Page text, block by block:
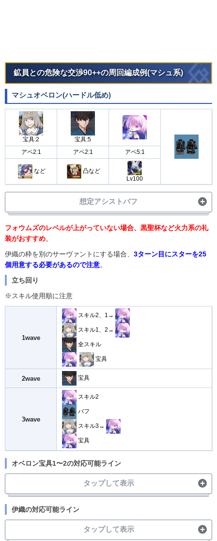
鉱員との危険な交渉90++の周回編成例(マシュ系)
マシュオベロン(ハードル低め)
宝具:2
宝具:5
アペ2:1
アペ2:1 アペ5:1
など
凸など
Lv100
想定アシストバフ
アシスト
フォウムズのレベルが上がっていない場合、黒聖杯など火力系の礼
装がおすすめ。
伊織の枠を別のサーヴァントにする場合、 3ターン目にスターを25
個用意する必要があるので注意。
立ち回り
※スキル使用順に注意
1wave
スキル2、1→
スキル1、2→
全スキル
宝具
2wave 宝具
3wave
スキル2
バフ
スキル3→
宝具
オベロン宝具1〜2の対応可能ライン
タップして表示
宝具1
(54,878)
伊織の対応可能ライン
タップして表示